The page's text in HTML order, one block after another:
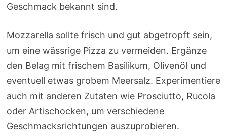
Geschmack bekannt sind.
Mozzarella sollte frisch und gut abgetropft sein,
um eine wässrige Pizza zu vermeiden. Ergänze
den Belag mit frischem Basilikum, Olivenöl und
eventuell etwas grobem Meersalz. Experimentiere
auch mit anderen Zutaten wie Prosciutto, Rucola
oder Artischocken, um verschiedene
Geschmacksrichtungen auszuprobieren.